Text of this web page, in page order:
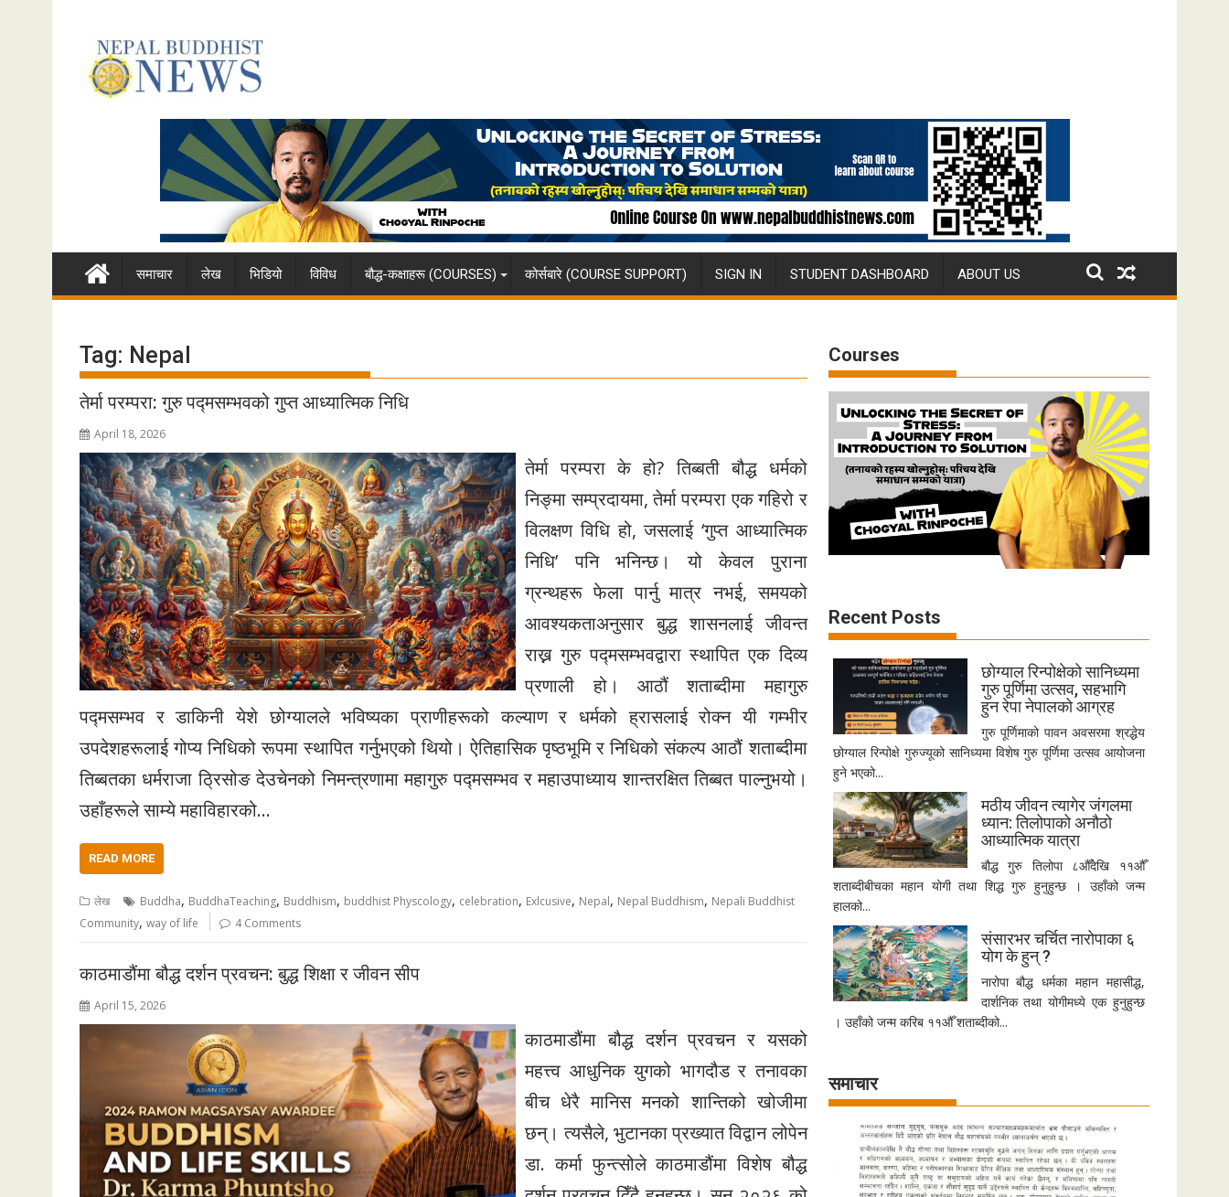
content
समाचार लेख भिडियो विविध बौद्ध-कक्षाहरू (COURSES) कोर्सबारे (COURSE SUPPORT) SIGN IN STUDENT DASHBOARD ABOUT US
Tag: Nepal
तेर्मा परम्परा: गुरु पद्मसम्भवको गुप्त आध्यात्मिक निधि
April 18, 2026
तेर्मा परम्परा के हो? तिब्बती बौद्ध धर्मको
निङ्मा सम्प्रदायमा, तेर्मा परम्परा एक गहिरो र
विलक्षण विधि हो, जसलाई ‘गुप्त आध्यात्मिक
निधि’ पनि भनिन्छ। यो केवल पुराना
ग्रन्थहरू फेला पार्नु मात्र नभई, समयको
आवश्यकताअनुसार बुद्ध शासनलाई जीवन्त
राख्न गुरु पद्मसम्भवद्वारा स्थापित एक दिव्य
प्रणाली हो। आठौं शताब्दीमा महागुरु
पद्मसम्भव र डाकिनी येशे छोग्यालले भविष्यका प्राणीहरूको कल्याण र धर्मको ह्रासलाई रोक्न यी गम्भीर
उपदेशहरूलाई गोप्य निधिको रूपमा स्थापित गर्नुभएको थियो। ऐतिहासिक पृष्ठभूमि र निधिको संकल्प आठौं शताब्दीमा
तिब्बतका धर्मराजा ठ्रिसोङ देउचेनको निमन्त्रणामा महागुरु पद्मसम्भव र महाउपाध्याय शान्तरक्षित तिब्बत पाल्नुभयो।
उहाँहरूले साम्ये महाविहारको…
READ MORE
लेख Buddha, BuddhaTeaching, Buddhism, buddhist Physcology, celebration, Exlcusive, Nepal, Nepal Buddhism, Nepali Buddhist
Community, way of life 4 Comments
काठमाडौंमा बौद्ध दर्शन प्रवचन: बुद्ध शिक्षा र जीवन सीप
April 15, 2026
काठमाडौंमा बौद्ध दर्शन प्रवचन र यसको
महत्त्व आधुनिक युगको भागदौड र तनावका
बीच धेरै मानिस मनको शान्तिको खोजीमा
छन्। त्यसैले, भुटानका प्रख्यात विद्वान लोपेन
डा. कर्मा फुन्त्सोले काठमाडौंमा विशेष बौद्ध
Courses
Recent Posts
छोग्याल रिन्पोक्षेको सानिध्यमा
गुरु पूर्णिमा उत्सव, सहभागि
हुन रेपा नेपालको आग्रह
गुरु पूर्णिमाको पावन अवसरमा श्रद्धेय
छोग्याल रिन्पोक्षे गुरुज्यूको सानिध्यमा विशेष गुरु पूर्णिमा उत्सव आयोजना
हुने भएको...
मठीय जीवन त्यागेर जंगलमा
ध्यान: तिलोपाको अनौठो
आध्यात्मिक यात्रा
बौद्ध गुरु तिलोपा ८औँदेखि ११औँ
शताब्दीबीचका महान योगी तथा शिद्ध गुरु हुनुहुन्छ । उहाँको जन्म
हालको...
संसारभर चर्चित नारोपाका ६
योग के हुन् ?
नारोपा बौद्ध धर्मका महान महासीद्ध,
दार्शनिक तथा योगीमध्ये एक हुनुहुन्छ
। उहाँको जन्म करिब ११औँ शताब्दीको...
समाचार